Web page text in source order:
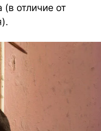
(в отличие от